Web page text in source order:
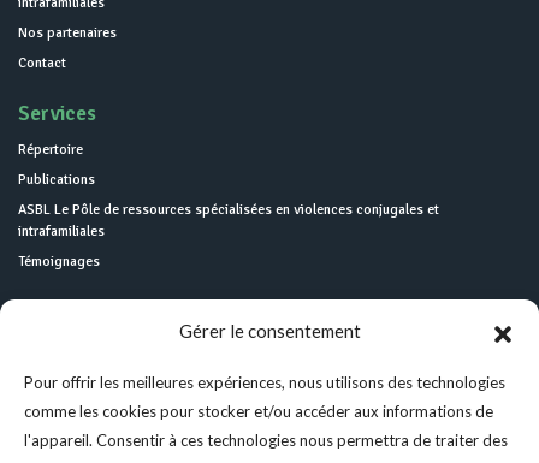
Gérer le consentement
Pour offrir les meilleures expériences, nous utilisons des technologies
comme les cookies pour stocker et/ou accéder aux informations de
l'appareil. Consentir à ces technologies nous permettra de traiter des
Nos partenaires
Contact
Services
Répertoire
Publications
ASBL Le Pôle de ressources spécialisées en violences conjugales et
intrafamiliales
Témoignages